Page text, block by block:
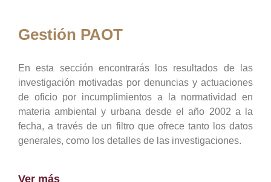
Gestión PAOT
En esta sección encontrarás los resultados de las
investigación motivadas por denuncias y actuaciones
de oficio por incumplimientos a la normatividad en
materia ambiental y urbana desde el año 2002 a la
fecha, a través de un filtro que ofrece tanto los datos
generales, como los detalles de las investigaciones.
Ver más